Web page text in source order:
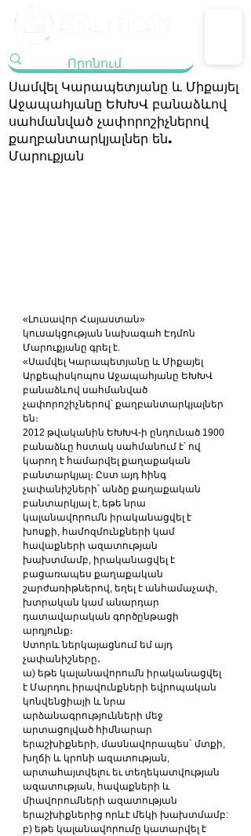
Սամվել Կարապետյանը և Միքայել
Աջապահյանը ԵԽԽՎ բանաձևով
սահմանված չափորոշիչներով
քաղբանտարկյալներ են.
Մարուքյան
«Լուսավոր Հայաստան»
կուսակցության նախագահ Էդմոն
Մարուքյանը գրել է.
«Սամվել Կարապետյանը և Միքայել
Արքեպիսկոպոս Աջապահյանը ԵԽԽՎ
բանաձևով սահմանված
չափորոշիչներով՝ քաղբանտարկյալներ
են։
2012 թվականին ԵԽԽՎ-ի ընդունած 1900
բանաձևը հստակ սահմանում է՝ ով
կարող է համարվել քաղաքական
բանտարկյալ։ Ըստ այդ հինգ
չափանիշների՝ անձը քաղաքական
բանտարկյալ է, եթե նրա
կալանավորումն իրականացվել է
խոսքի, համոզմունքների կամ
հավաքների ազատության
խախտմամբ, իրականացվել է
բացառապես քաղաքական
շարժառիթներով, եղել է անհամաչափ,
խտրական կամ անարդար
դատավարական գործընթացի
արդյունք։
Ստորև ներկայացնում եմ այդ
չափանիշները․
ա) եթե կալանավորումն իրականացվել
է Մարդու իրավունքների եվրոպական
կոնվենցիայի և նրա
արձանագրությունների մեջ
արտացոլված հիմնարար
երաշխիքների, մասնավորապես` մտքի,
խղճի և կրոնի ազատության,
արտահայտվելու եւ տեղեկատվության
ազատության, հավաքների և
միավորումների ազատության
երաշխիքներից որևէ մեկի խախտմամբ:
բ) եթե կալանավորումը կատարվել է